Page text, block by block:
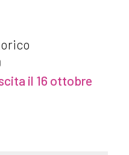
il 16 ottobre